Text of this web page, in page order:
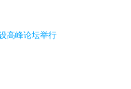
高峰论坛举行